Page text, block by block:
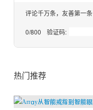
评论千万条，友善第一条
0/800 验证码:
热门推荐